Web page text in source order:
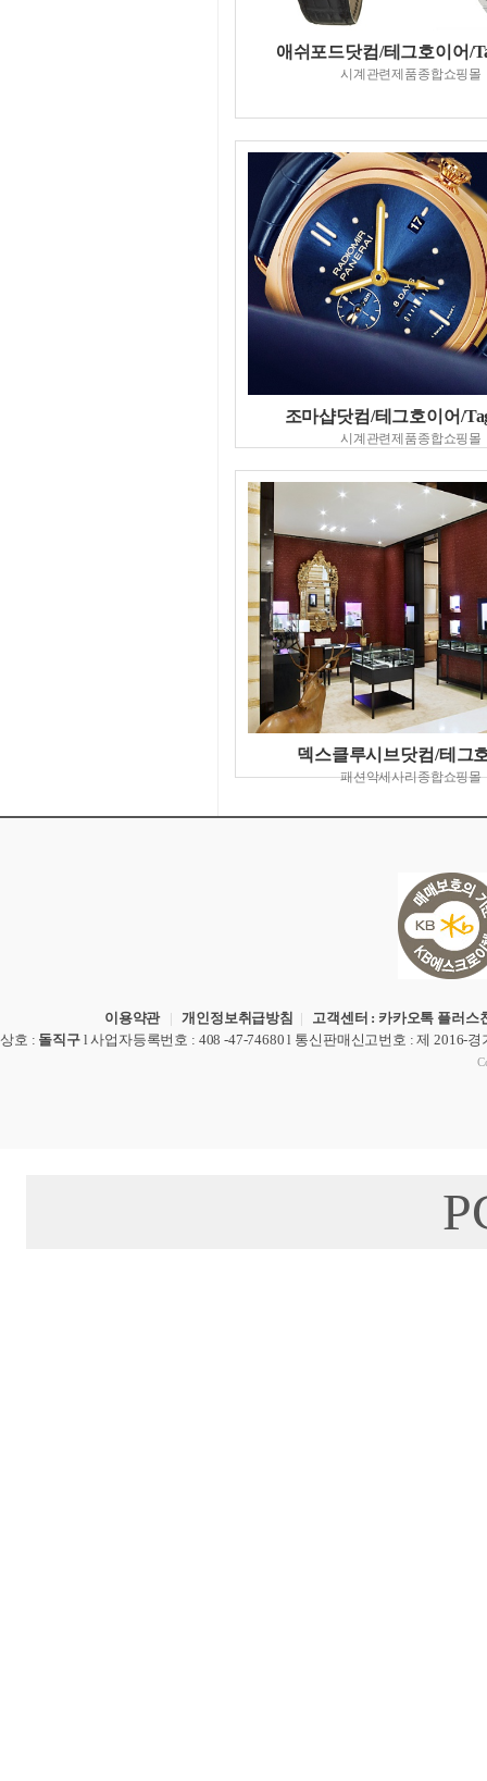
애쉬포드닷컴/테그호이어/
시계관련제품종합쇼핑몰
조마샵닷컴/테그호이어/
시계관련제품종합쇼핑몰
덱스클루시브닷컴/테그
패션악세사리종합쇼핑몰
이용약관 |개인정보취급방침 | 고객센터 : 카카오톡 플러스
상호 : 돌직구 l사업자등록번호 : 408 -47-74680 l 통신판매신고번호 : 제 2016-